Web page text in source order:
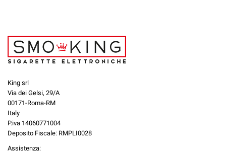
King srl
Via dei Gelsi, 29/A
00171-Roma-RM
Italy
P.iva 14060771004
Deposito Fiscale: RMPLI0028
Assistenza: